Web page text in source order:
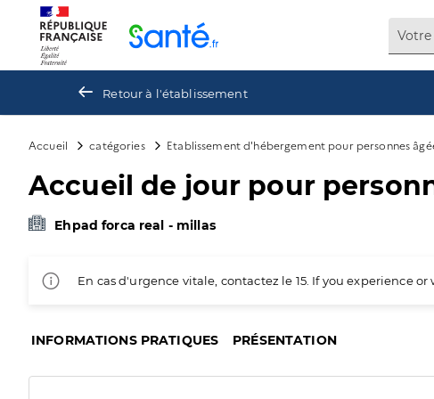
Retour à l'établissement
Accueil catégories Etablissement d'hébergement pour personnes
Accueil de jour pour
Ehpad forca real - millas
En cas d'urgence vitale, contactez le 15. If you experience
INFORMATIONS PRATIQUES PRÉSENTATION
Panneau de gestion des cookies